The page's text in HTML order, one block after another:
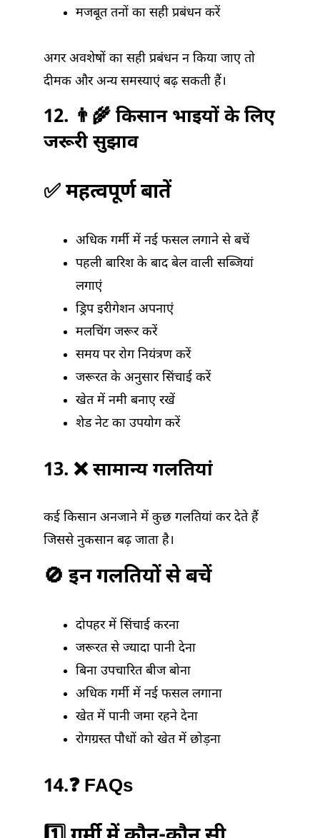
मजबूत तनों का सही प्रबंधन करें
अगर अवशेषों का सही प्रबंधन न किया जाए तो
दीमक और अन्य समस्याएं बढ़ सकती हैं।
12. 👨‍🌾 किसान भाइयों के लिए
जरूरी सुझाव
✅ महत्वपूर्ण बातें
अधिक गर्मी में नई फसल लगाने से बचें
पहली बारिश के बाद बेल वाली सब्जियां
लगाएं
ड्रिप इरीगेशन अपनाएं
मलचिंग जरूर करें
समय पर रोग नियंत्रण करें
जरूरत के अनुसार सिंचाई करें
खेत में नमी बनाए रखें
शेड नेट का उपयोग करें
13. ❌ सामान्य गलतियां
कई किसान अनजाने में कुछ गलतियां कर देते हैं
जिससे नुकसान बढ़ जाता है।
🚫 इन गलतियों से बचें
दोपहर में सिंचाई करना
जरूरत से ज्यादा पानी देना
बिना उपचारित बीज बोना
अधिक गर्मी में नई फसल लगाना
खेत में पानी जमा रहने देना
रोगग्रस्त पौधों को खेत में छोड़ना
14.❓ FAQs